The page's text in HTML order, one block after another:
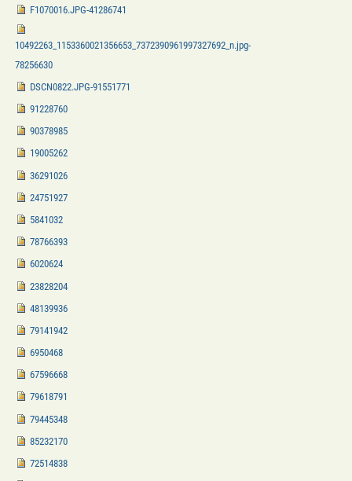
F1070016.JPG-41286741
10492263_1153360021356653_7372390961997327692_n.jpg-
78256630
DSCN0822.JPG-91551771
91228760
90378985
19005262
36291026
24751927
5841032
78766393
6020624
23828204
48139936
79141942
6950468
67596668
79618791
79445348
85232170
72514838